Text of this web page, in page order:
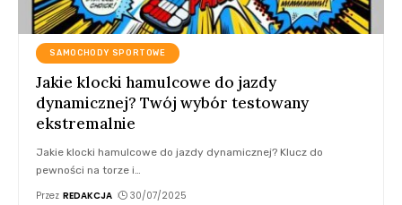
SAMOCHODY SPORTOWE
Jakie klocki hamulcowe do jazdy
dynamicznej? Twój wybór testowany
ekstremalnie
Jakie klocki hamulcowe do jazdy dynamicznej? Klucz do
pewności na torze i
Przez REDAKCJA 30/07/2025